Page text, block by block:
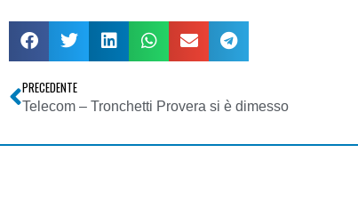
PRECEDENTE
Telecom – Tronchetti Provera si è dimesso